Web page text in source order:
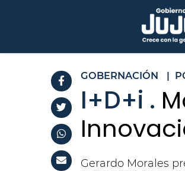
GOBERNACIÓN |
I+D+i .
Gerardo Morales